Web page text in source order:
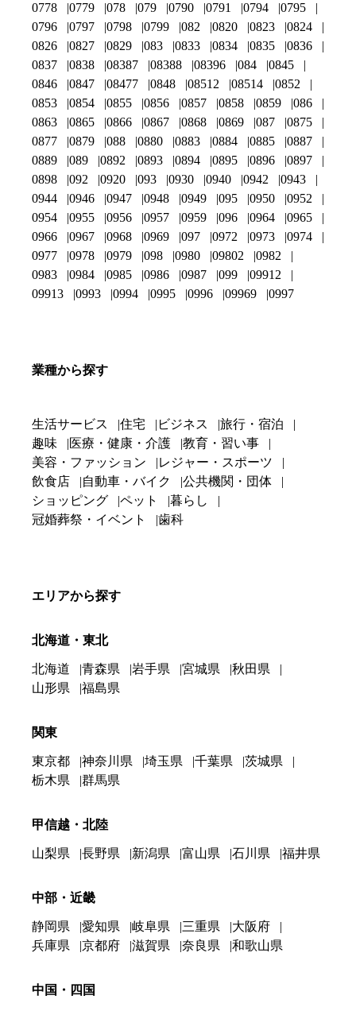
0778
0779 078 079 0790 0791 0794
0795
0796
0797 0798 0799 082 0820 0823
0824
0826
0827 0829 083 0833 0834 0835
0836
0837
0838 08387 08388 08396 084
0845
0846
0847 08477 0848 08512 08514
0852
0853
0854 0855 0856 0857 0858 0859
086
0863
0865 0866 0867 0868 0869 087
0875
0877
0879 088 0880 0883 0884 0885
0887
0889
089 0892 0893 0894 0895 0896
0897
0898
092 0920 093 0930 0940 0942
0943
0944
0946 0947 0948 0949 095 0950
0952
0954
0955 0956 0957 0959 096 0964
0965
0966
0967 0968 0969 097 0972 0973
0974
0977
0978 0979 098 0980 09802
0982
0983
0984 0985 0986 0987 099
09912
09913
0993 0994 0995 0996 09969 0997
業種から探す
生活サービス 住宅 ビジネス
旅行・宿泊
趣味
医療・健康・介護
教育・習い事
美容・ファッション
レジャー・スポーツ
飲食店
自動車・バイク
公共機関・団体
ショッピング
ペット
暮らし
冠婚葬祭・イベント
歯科
エリアから探す
北海道・東北
北海道 青森県 岩手県 宮城県
秋田県
山形県
福島県
関東
東京都 神奈川県 埼玉県 千葉県
茨城県
栃木県
群馬県
甲信越・北陸
山梨県 長野県 新潟県 富山県 石川県 福井県
中部・近畿
静岡県 愛知県 岐阜県 三重県
大阪府
兵庫県
京都府 滋賀県 奈良県 和歌山県
中国・四国